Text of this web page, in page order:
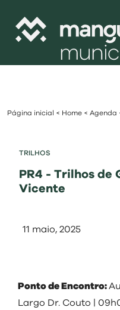
investir
balcão digital
Página inicial < Home < Agenda
TRILHOS
PR4 - Trilhos de
Vicente
11 maio, 2025
Ponto de Encontro:
Largo Dr. Couto |